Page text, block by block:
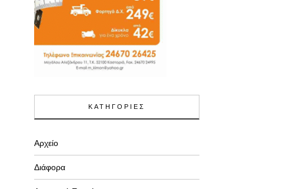
ΚΑΤΗΓΟΡΙΕΣ
Αρχείο
Διάφορα